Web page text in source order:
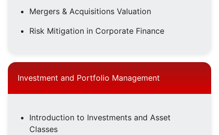
Mergers & Acquisitions Valuation
Risk Mitigation in Corporate Finance
Investment and Portfolio Management
Introduction to Investments and Asset
Classes